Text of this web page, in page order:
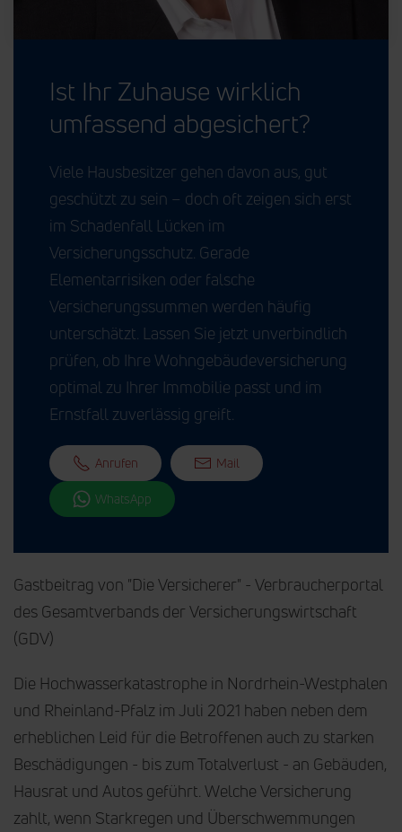
Ist Ihr Zuhause wirklich
umfassend abgesichert?
Viele Hausbesitzer gehen davon aus, gut
geschützt zu sein – doch oft zeigen sich erst
im Schadenfall Lücken im
Versicherungsschutz. Gerade
Elementarrisiken oder falsche
Versicherungssummen werden häufig
unterschätzt. Lassen Sie jetzt unverbindlich
prüfen, ob Ihre Wohngebäudeversicherung
optimal zu Ihrer Immobilie passt und im
Ernstfall zuverlässig greift.
Anrufen Mail
WhatsApp
Gastbeitrag von "Die Versicherer" - Verbraucherportal
des Gesamtverbands der Versicherungswirtschaft
(GDV)
Die Hochwasserkatastrophe in Nordrhein-Westphalen
und Rheinland-Pfalz im Juli 2021 haben neben dem
erheblichen Leid für die Betroffenen auch zu starken
Beschädigungen - bis zum Totalverlust - an Gebäuden,
Hausrat und Autos geführt. Welche Versicherung
zahlt, wenn Starkregen und Überschwemmungen